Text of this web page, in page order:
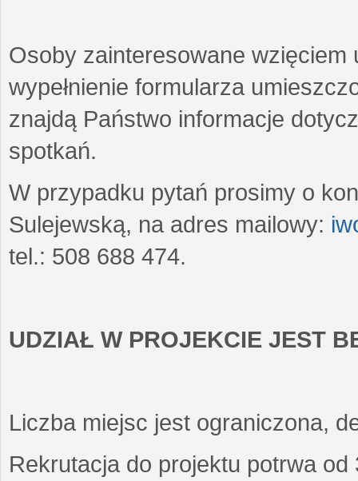
Osoby zainteresowane wzięciem
wypełnienie formularza
znajdą Państwo informacje
spotkań.
W przypadku pytań prosimy o
Sulejewską, na adres mailowy:
tel.: 508 688 474.
UDZIAŁ W PROJEKCIE JEST
Liczba miejsc jest ograniczona,
Rekrutacja do projektu potrwa